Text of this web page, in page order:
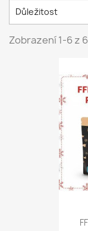
Důležitost
Zobrazení 1-6 z